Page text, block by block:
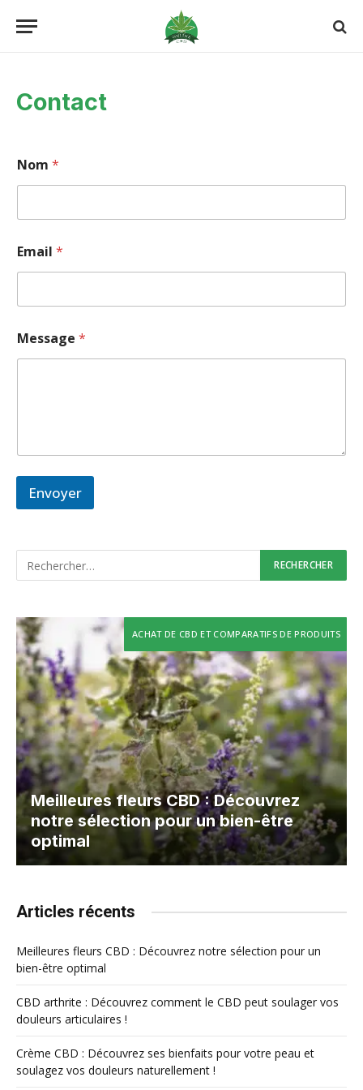
Contact
Nom *
Email *
Message *
Envoyer
ACHAT DE CBD ET COMPARATIFS DE PRODUITS
Meilleures fleurs CBD : Découvrez
notre sélection pour un bien-être
optimal
Articles récents
Meilleures fleurs CBD : Découvrez notre sélection pour un
bien-être optimal
CBD arthrite : Découvrez comment le CBD peut soulager vos
douleurs articulaires !
Crème CBD : Découvrez ses bienfaits pour votre peau et
soulagez vos douleurs naturellement !